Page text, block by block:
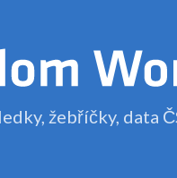
žebříčky, data